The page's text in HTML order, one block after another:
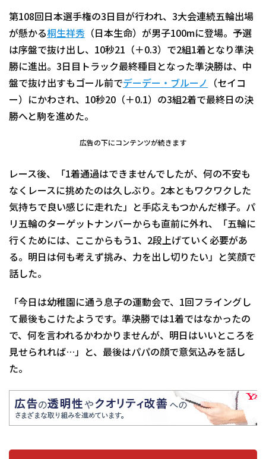
第108回日本選手権の3日目が行われ、3大会連続五輪出場
が懸かる桐生祥秀 （日本生命）が男子100mに登場。予選
は序盤で抜け出し、10秒21（＋0.3）で2組1着となり準決
勝に進出。3日目トラック最終種目となった準決勝は、中
盤で抜け出すもゴール前でデーデー・ブルーノ
（セイコ
ー）にかわされ、10秒20（＋0.1）の3組2着で最終日の決
勝へと駒を進めた。
広告の下にコンテンツが続きます
レース後、「1着通過はできませんでしたが、何の不安も
なくレースに挑めたのは久しぶり。2本ともワクワクした
気持ちで良い感じに走れた」と手応えもつかんだ様子。パ
リ五輪のターゲットナンバーからも直前に外れ、「五輪に
行くためには、ここからもう1、2段上げていく必要があ
る。明日は何も考えず挑み、力を出し切りたい」と笑顔で
話した。
「今日は幼稚園に通う息子の運動会で、1回フライングし
て最後もこけたようです。準決勝では1着ではなかったの
で、何を言われるかわかりませんが、明日はいいところを
見せられれば…」と、最後はパパの顔で意気込みを話し
た。